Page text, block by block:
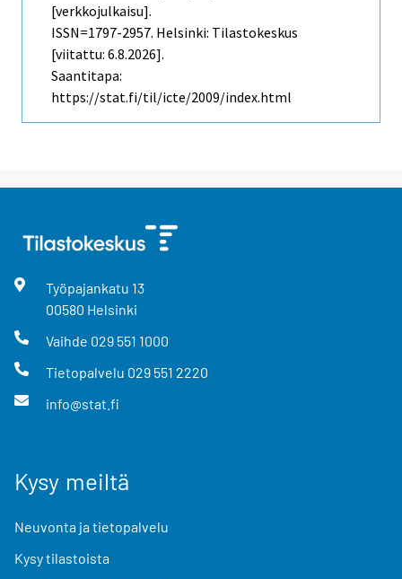
[verkkojulkaisu].
ISSN=1797-2957. Helsinki: Tilastokeskus
[viitattu: 6.8.2026].
Saantitapa:
https://stat.fi/til/icte/2009/index.html
Työpajankatu 13
00580 Helsinki
Vaihde 029 551 1000
Tietopalvelu 029 551 2220
info@stat.fi
Kysy meiltä
Neuvonta ja tietopalvelu
Kysy tilastoista